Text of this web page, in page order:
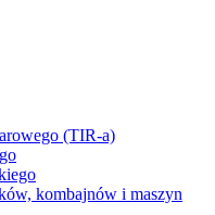
(TIR-a)
kombajnów i maszyn